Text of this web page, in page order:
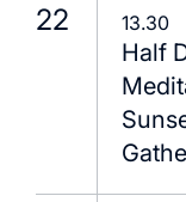
22 13.30
Half